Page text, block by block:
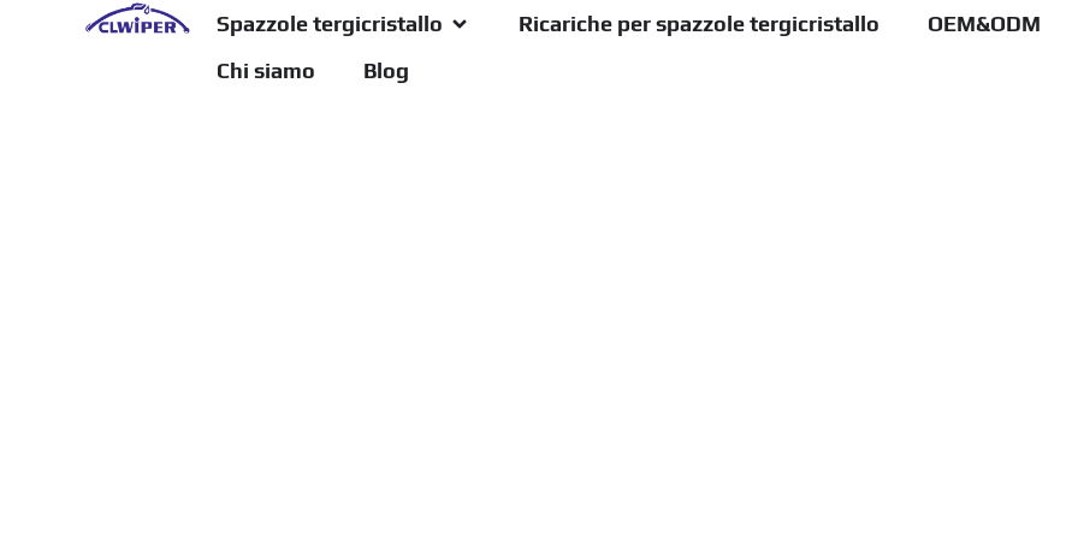
Spazzole tergicristallo Ricariche per spazzole tergicristallo OEM&ODM
Chi siamo
Blog